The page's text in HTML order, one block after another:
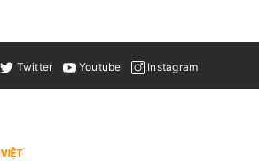
Twitter Youtube Instagram